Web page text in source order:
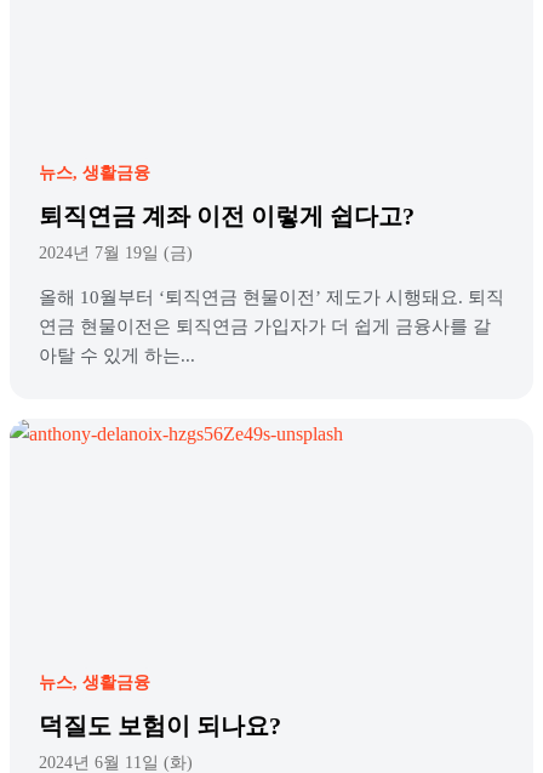
뉴스 생활금융
퇴직연금 계좌 이전 이렇게 쉽다고?
2024년 7월 19일 (금)
올해 10월부터 ‘퇴직연금 현물이전’ 제도가 시행돼요. 퇴직
연금 현물이전은 퇴직연금 가입자가 더 쉽게 금융사를 갈
아탈 수 있게 하는...
뉴스 생활금융
덕질도 보험이 되나요?
2024년 6월 11일 (화)